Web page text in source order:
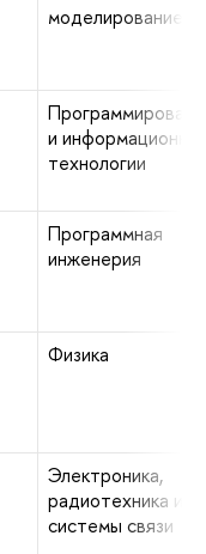
моделирование
и
технологии
Программная
инженерия
Физика
Электроника,
радиотехника и
системы связи